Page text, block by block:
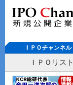
ＩＰＯチャンネル
ＩＰＯリスト